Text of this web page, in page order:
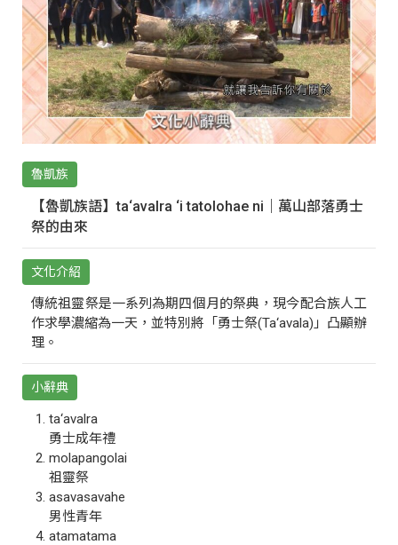
魯凱族
【魯凱族語】ta‘avalra ‘i tatolohae ni｜萬山部落勇士
祭的由來
文化介紹
傳統祖靈祭是一系列為期四個月的祭典，現今配合族人工
作求學濃縮為一天，並特別將「勇士祭(Ta‘avala)」凸顯辦
理。
小辭典
ta‘avalra
勇士成年禮
molapangolai
祖靈祭
asavasavahe
男性青年
atamatama